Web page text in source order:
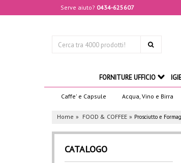
Serve aiuto? 0434-625607
FORNITURE UFFICIO
Caffe' e Capsule Acqua, Vino e Birra
Home FOOD & COFFEE Prosciutto e
CATALOGO